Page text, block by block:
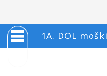
1A. DOL moški